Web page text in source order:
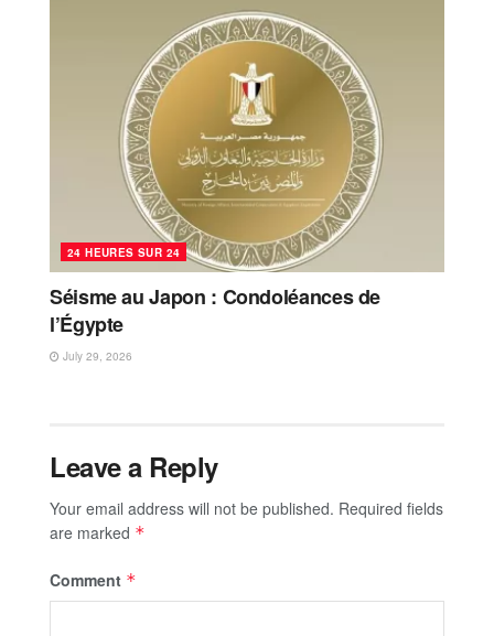
24 HEURES SUR 24
Séisme au Japon : Condoléances de
l’Égypte
July 29, 2026
Leave a Reply
Your email address will not be published. Required fields
are marked *
Comment *